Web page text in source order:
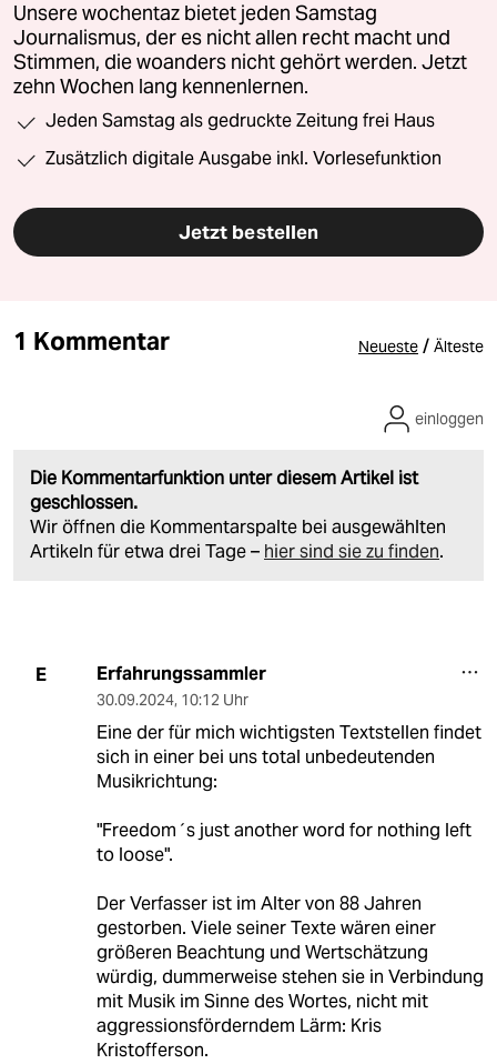
Unsere wochentaz bietet jeden Samstag
Journalismus, der es nicht allen recht macht und
Stimmen, die woanders nicht gehört werden. Jetzt
zehn Wochen lang kennenlernen.
Jeden Samstag als gedruckte Zeitung frei Haus
Zusätzlich digitale Ausgabe inkl. Vorlesefunktion
Jetzt bestellen
1 Kommentar Neueste / Älteste
Die Kommentarfunktion unter diesem Artikel ist
geschlossen.
Wir öffnen die Kommentarspalte bei ausgewählten
Artikeln für etwa drei Tage – hier sind sie zu finden.
einloggen
E Erfahrungssammler
30.09.2024, 10:12 Uhr
Eine der für mich wichtigsten Textstellen findet
sich in einer bei uns total unbedeutenden
Musikrichtung:
"Freedom´s just another word for nothing left
to loose".
Der Verfasser ist im Alter von 88 Jahren
gestorben. Viele seiner Texte wären einer
größeren Beachtung und Wertschätzung
würdig, dummerweise stehen sie in Verbindung
mit Musik im Sinne des Wortes, nicht mit
aggressionsförderndem Lärm: Kris
Kristofferson.